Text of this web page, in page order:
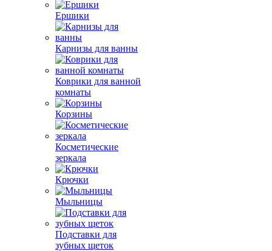
Ершики
Карнизы для ванны
Коврики для ванной
комнаты
Корзины
Косметические
зеркала
Крючки
Мыльницы
Подставки для
зубных щеток